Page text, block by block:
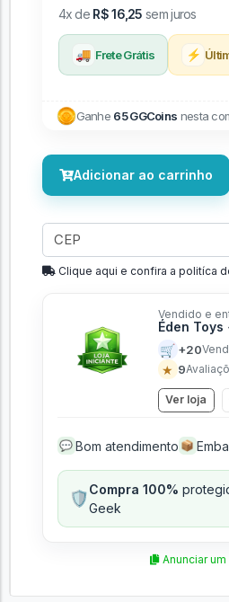
4x de R$ 16,25 sem juros
🚚 Frete Grátis ⚡
Ganhe 65 GGCoins nesta
Adicionar ao carrinho
Clique aqui e confira a politíca
Vendido e
Éden Toys
🛒 +20
★ 9
Ver loja
💬 Bom atendimento 📦
🛡️Compra 100%
Geek
Anunciar um